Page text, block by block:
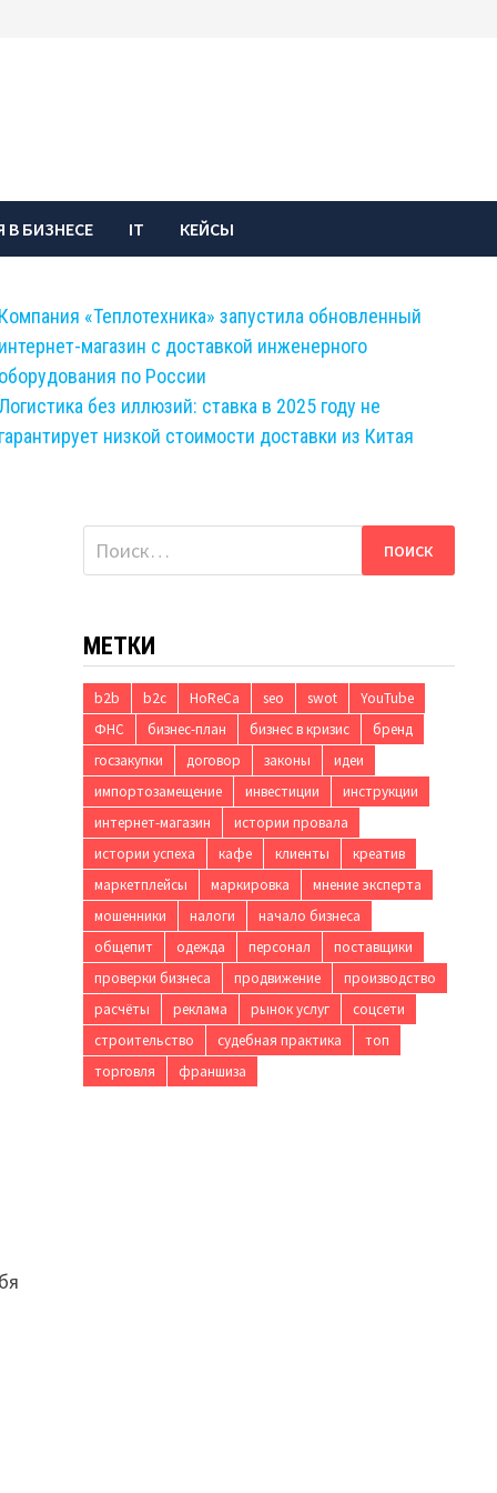
В БИЗНЕСЕ IT КЕЙСЫ
«Теплотехника» запустила обновленный
магазин с доставкой инженерного
по России
без иллюзий: ставка в 2025 году не
низкой стоимости доставки из Китая
Найти:
МЕТКИ
b2b b2c HoReCa seo swot
YouTube
ФНС
бизнес-план бизнес в кризис
бренд
госзакупки
договор законы
идеи
импортозамещение
инвестиции
инструкции
интернет-магазин
истории провала
истории успеха
кафе клиенты
креатив
маркетплейсы
маркировка
мнение эксперта
мошенники
налоги
начало бизнеса
общепит
одежда персонал
поставщики
проверки бизнеса
продвижение
производство
расчёты
реклама рынок услуг
соцсети
строительство
судебная практика
топ
торговля
франшиза